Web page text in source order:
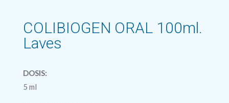
COLIBIOGEN ORAL 100ml.
Laves
DOSIS:
5 ml